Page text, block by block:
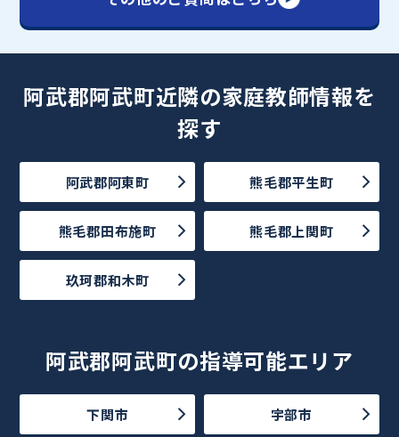
阿武郡阿武町近隣の家庭教師情報を
探す
阿武郡阿東町 熊毛郡平生町
熊毛郡田布施町 熊毛郡上関町
玖珂郡和木町
阿武郡阿武町の指導可能エリア
下関市 宇部市